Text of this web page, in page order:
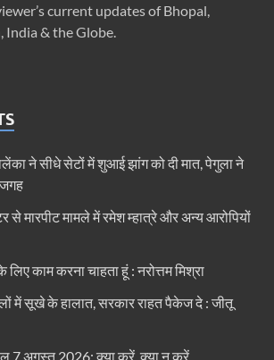
current updates of Bhopal,
India & the Globe.
ने सीधे सेटों में शुआई झांग को दी मात, पेगुला ने
से मारपीट मामले में रमेश म्हात्रे और अन्य आरोपियों
लिए काम करना चाहता हूं : नरोत्तम मिश्रा
में सूखे के हालात, सरकार राहत पैकेज दे : जीतू
7 अगस्त 2026: क्या करें, क्या न करें…